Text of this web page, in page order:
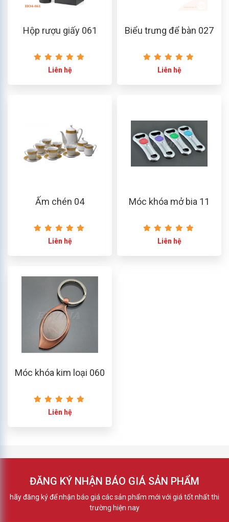
Hộp rượu giấy 061
Liên hệ
Biểu trưng để bàn 027
Liên hệ
Ấm chén 04
Liên hệ
Móc khóa mở bia 11
Liên hệ
Móc khóa kim loại 060
Liên hệ
ĐĂNG KÝ NHẬN BÁO GIÁ SẢN PHẨM
hãy đăng ký để nhận báo giá các sản phẩm mới với giá tốt nhất thi
trường hiện nay